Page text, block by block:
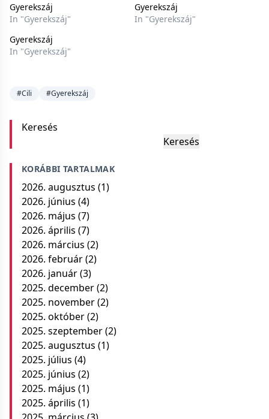
Gyerekszáj
In "Gyerekszáj"
Gyerekszáj
In "Gyerekszáj"
Gyerekszáj
In "Gyerekszáj"
#Cili #Gyerekszáj
Keresés
Keresés
KORÁBBI TARTALMAK
2026. augusztus (1)
2026. június (4)
2026. május (7)
2026. április (7)
2026. március (2)
2026. február(2)
2026. január(3)
2025. december(2)
2025. november(2)
2025. október(2)
2025. szeptember(2)
2025. augusztus (1)
2025. július (4)
2025. június (2)
2025. május (1)
2025. április (1)